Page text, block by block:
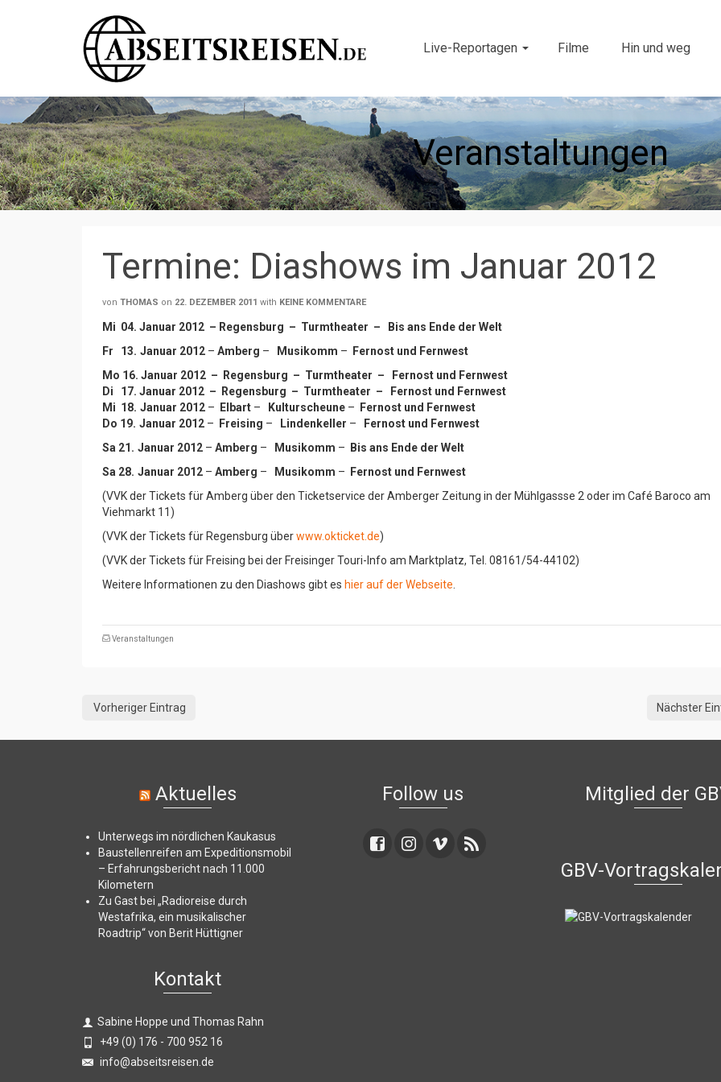
Live-Reportagen Filme Hin und weg
Veranstaltungen
Termine: Diashows im Januar 2012
von THOMAS on 22. DEZEMBER 2011 with KEINE KOMMENTARE
Mi 04. Januar 2012 – Regensburg – Turmtheater – Bis ans Ende der Welt
Fr 13. Januar 2012 – Amberg – Musikomm –
Fernost und Fernwest
Mo 16. Januar 2012 – Regensburg – Turmtheater – Fernost und Fernwest
Di 17. Januar 2012 – Regensburg – Turmtheater – Fernost und Fernwest
Mi 18. Januar 2012 – Elbart – Kulturscheune –
Fernost und Fernwest
Do 19. Januar 2012 – Freising – Lindenkeller –
Fernost und Fernwest
Sa 21. Januar 2012 – Amberg – Musikomm –
Bis ans Ende der Welt
Sa 28. Januar 2012 – Amberg – Musikomm –
Fernost und Fernwest
(VVK der Tickets für Amberg über den Ticketservice der Amberger Zeitung in der Mühlgassse 2 oder im Café Baroco am
Viehmarkt 11)
(VVK der Tickets für Regensburg überwww.okticket.de)
(VVK der Tickets für Freising bei der Freisinger Touri-Info am Marktplatz, Tel. 08161/54-44102)
Weitere Informationen zu den Diashows gibt es hier auf der Webseite
Veranstaltungen
Vorheriger Eintrag Nächster
Aktuelles
Unterwegs im nördlichen Kaukasus
Baustellenreifen am Expeditionsmobil
– Erfahrungsbericht nach 11.000
Kilometern
Zu Gast bei „Radioreise durch
Westafrika, ein musikalischer
Roadtrip“ von Berit Hüttigner
Kontakt
Sabine Hoppe und Thomas Rahn
+49 (0) 176 - 700 952 16
info@abseitsreisen.de
Follow us Mitglied der
GBV-